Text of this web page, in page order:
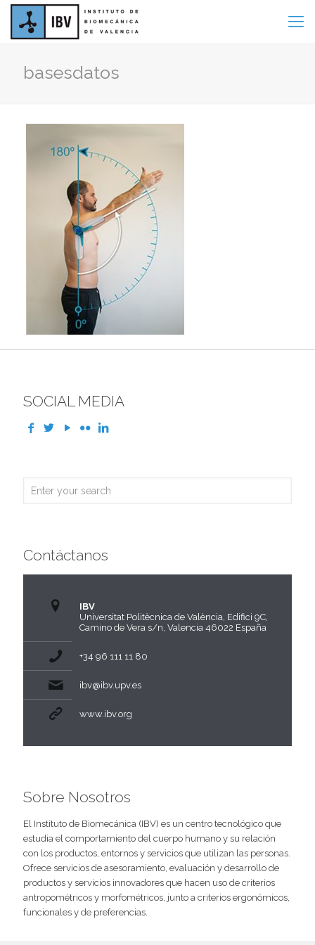
basesdatos
SOCIAL MEDIA
Contáctanos
IBV
Universitat Politècnica de València, Edifici 9C,
Camino de Vera s/n, Valencia 46022 España
+34 96 111 11 80
ibv@ibv.upv.es
www.ibv.org
Sobre Nosotros
El Instituto de Biomecánica (IBV) es un centro tecnológico que
estudia el comportamiento del cuerpo humano y su relación
con los productos, entornos y servicios que utilizan las personas.
Ofrece servicios de asesoramiento, evaluación y desarrollo de
productos y servicios innovadores que hacen uso de criterios
antropométricos y morfométricos, junto a criterios ergonómicos,
funcionales y de preferencias.